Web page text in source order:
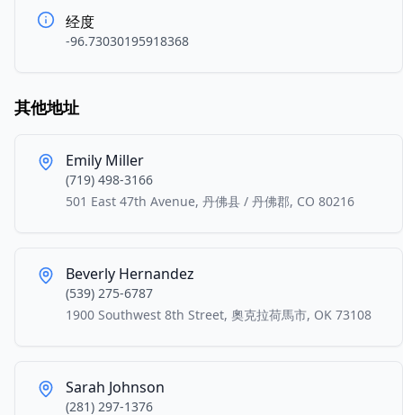
经度
-96.73030195918368
其他地址
Emily Miller
(719) 498-3166
501 East 47th Avenue, 丹佛县 / 丹佛郡, CO 80216
Beverly Hernandez
(539) 275-6787
1900 Southwest 8th Street, 奧克拉荷馬市, OK 73108
Sarah Johnson
(281) 297-1376